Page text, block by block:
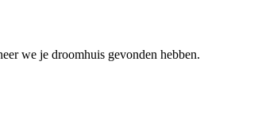
we je droomhuis gevonden hebben.